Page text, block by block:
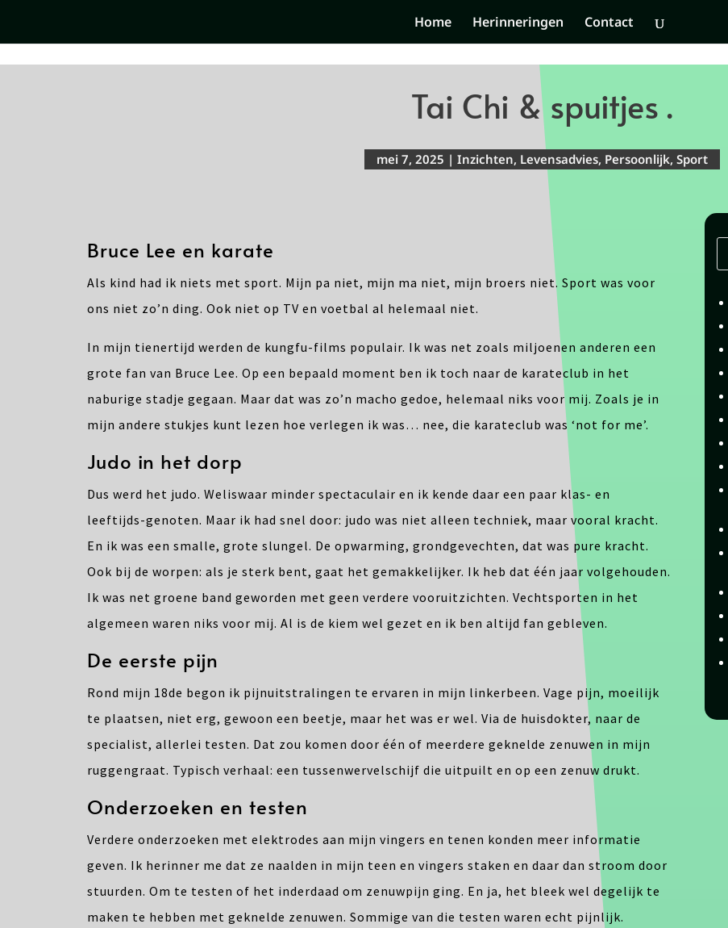
Home Herinneringen Contact
Tai Chi & spuitjes .
mei 7, 2025 | Inzichten, Levensadvies, Persoonlijk, Sport
Bruce Lee en karate
Als kind had ik niets met sport. Mijn pa niet, mijn ma niet, mijn broers niet. Sport was voor
ons niet zo’n ding. Ook niet op TV en voetbal al helemaal niet.
In mijn tienertijd werden de kungfu-films populair. Ik was net zoals miljoenen anderen een
grote fan van Bruce Lee. Op een bepaald moment ben ik toch naar de karateclub in het
naburige stadje gegaan. Maar dat was zo’n macho gedoe, helemaal niks voor mij. Zoals je in
mijn andere stukjes kunt lezen hoe verlegen ik was… nee, die karateclub was ‘not for me’.
Judo in het dorp
Dus werd het judo. Weliswaar minder spectaculair en ik kende daar een paar klas- en
leeftijds-genoten. Maar ik had snel door: judo was niet alleen techniek, maar vooral kracht.
En ik was een smalle, grote slungel. De opwarming, grondgevechten, dat was pure kracht.
Ook bij de worpen: als je sterk bent, gaat het gemakkelijker. Ik heb dat één jaar volgehouden.
Ik was net groene band geworden met geen verdere vooruitzichten. Vechtsporten in het
algemeen waren niks voor mij. Al is de kiem wel gezet en ik ben altijd fan gebleven.
De eerste pijn
Rond mijn 18de begon ik pijnuitstralingen te ervaren in mijn linkerbeen. Vage pijn, moeilijk
te plaatsen, niet erg, gewoon een beetje, maar het was er wel. Via de huisdokter, naar de
specialist, allerlei testen. Dat zou komen door één of meerdere geknelde zenuwen in mijn
ruggengraat. Typisch verhaal: een tussenwervelschijf die uitpuilt en op een zenuw drukt.
Onderzoeken en testen
Verdere onderzoeken met elektrodes aan mijn vingers en tenen konden meer informatie
geven. Ik herinner me dat ze naalden in mijn teen en vingers staken en daar dan stroom door
stuurden. Om te testen of het inderdaad om zenuwpijn ging. En ja, het bleek wel degelijk te
maken te hebben met geknelde zenuwen. Sommige van die testen waren echt pijnlijk.